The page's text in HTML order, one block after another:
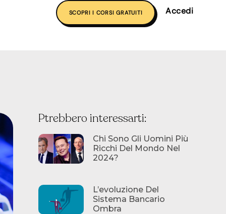
SCOPRI I CORSI GRATUITI Accedi
Ptrebbero interessarti:
Chi Sono Gli Uomini Più
Ricchi Del Mondo Nel
2024?
L’evoluzione Del
Sistema Bancario
Ombra